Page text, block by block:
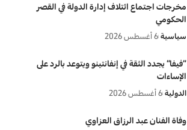
مخرجات اجتماع ائتلاف إدارة الدولة في القصر
الحكومي
سياسية 6 أغسطس 2026
“فيفا” يجدد الثقة في إنفانتينو ويتوعد بالرد على
الإساءات
الدولية 6 أغسطس 2026
وفاة الفنان عبد الرزاق العزاوي